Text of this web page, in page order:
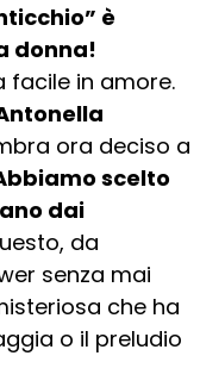
è
donna!
facile in amore.
ora deciso a
scelto
dai
da
senza mai
che ha
o il preludio